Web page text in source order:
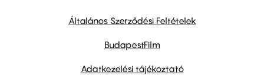
Általános Szerződési Feltételek
BudapestFilm
Adatkezelési tájékoztató